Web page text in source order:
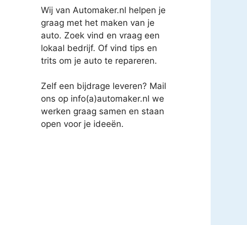
Wij van Automaker.nl helpen je
graag met het maken van je
auto. Zoek vind en vraag een
lokaal bedrijf. Of vind tips en
trits om je auto te repareren.
Zelf een bijdrage leveren? Mail
ons op info(a)automaker.nl we
werken graag samen en staan
open voor je ideeën.